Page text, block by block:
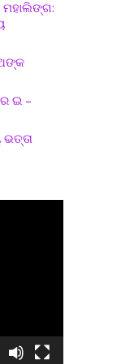
ଇ –
ଭତ୍ତା